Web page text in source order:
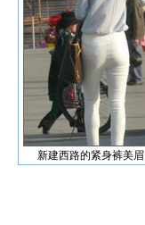
新建西路的紧身裤美眉